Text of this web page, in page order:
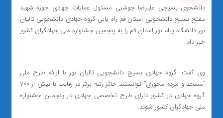
دانشجوی بسیجی علیرضا جوشنی مسئول عملیات جهادی حوزه شهید
مفتح بسیج دانشجویی استان قم راه یابی گروه جهادی دانشجویی تالیان
نور دانشگاه پیام نور استان قم را به پنجمین جشنواره ملی جهادگران کشور
خبر داد.
وی گفت: گروه جهادی بسیج دانشجویی تالیان نور با ارائه طرح ملی
“مسجد و مردم محوری” توانستند حائز رتبه برتر در رقابت با بیش از ۷۰۰
گروه‌ جهادی در کشور دارای طرح تخصصی جهادی در پنجمین جشنواره
ملی جهادگران کشور شوند.